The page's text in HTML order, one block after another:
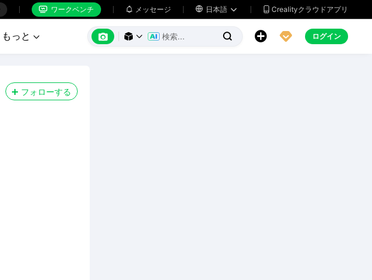
 ワークベンチ  メッセージ  日本語   Crealityクラウドアプリ
もっと        ログイン
フォローする